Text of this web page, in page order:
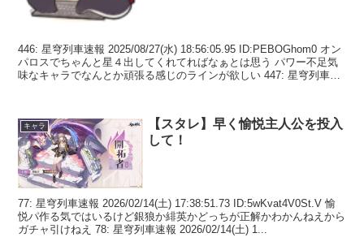
446: 星穹列車速報 2025/08/27(水) 18:56:05.95 ID:PEBOGhom0 オン
パロスでちゃんと星４出してくれてればなぁとは思う パワー不足気
味なキャラでなんとか頑張る感じのラインが欲しい 447: 星穹列車速
キャラ
【スタレ】早く愉悦主人公を投入
して！
77: 星穹列車速報 2026/02/14(土) 17:38:51.73 ID:5wKvat4V0St.V 愉
悦パ作る気ではいるけど銀狼か緋英かどっちが正解かわかんねえから
ガチャ引けねえ 78: 星穹列車速報 2026/02/14(土) 1...